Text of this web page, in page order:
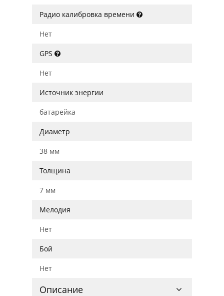
Радио калибровка времени
Нет
GPS
Нет
Источник энергии
батарейка
Диаметр
38 мм
Толщина
7 мм
Мелодия
Нет
Бой
Нет
Описание